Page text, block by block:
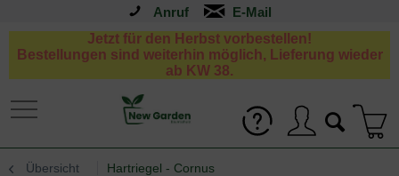
Anruf
Jetzt für den Herbst vorbestellen!
Bestellungen sind weiterhin möglich, Lieferung wieder
ab KW 38.
Übersicht Hartriegel - Cornus